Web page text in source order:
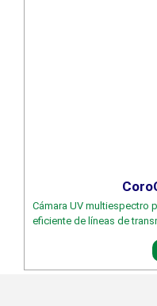
Cámara UV multiespectro
eficiente de líneas de